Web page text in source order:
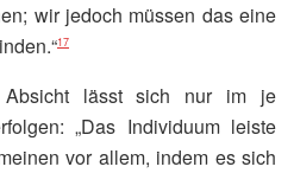
wir jedoch müssen das eine
17
Absicht lässt sich nur im je
„Das Individuum leiste
vor allem, indem es sich